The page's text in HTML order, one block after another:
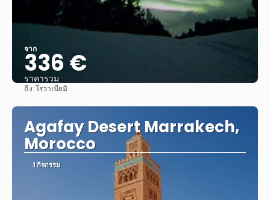
จาก
336 €
ราคารวม
ถึง:โรวาเนียมิ
Agafay Desert Marrakech,
Morocco
1 กิจกรรม